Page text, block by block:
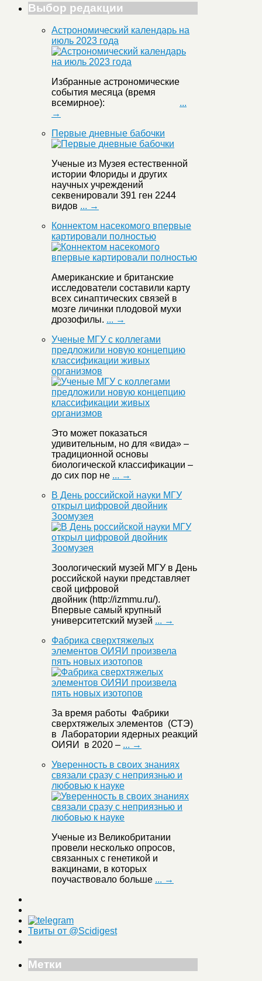
Выбор редакции
Астрономический календарь на
июль 2023 года
Избранные астрономические
события месяца (время
всемирное): ...
→
Первые дневные бабочки
Ученые из Музея естественной
истории Флориды и других
научных учреждений
секвенировали 391 ген 2244
видов ... →
Коннектом насекомого впервые
картировали полностью
Американские и британские
исследователи составили карту
всех синаптических связей в
мозге личинки плодовой мухи
дрозофилы. ... →
Ученые МГУ с коллегами
предложили новую концепцию
классификации живых
организмов
Это может показаться
удивительным, но для «вида» –
традиционной основы
биологической классификации –
до сих пор не ... →
В День российской науки МГУ
открыл цифровой двойник
Зоомузея
Зоологический музей МГУ в День
российской науки представляет
свой цифровой
двойник (http://izmmu.ru/).
Впервые самый крупный
университетский музей ... →
Фабрика сверхтяжелых
элементов ОИЯИ произвела
пять новых изотопов
За время работы Фабрики
сверхтяжелых элементов (СТЭ)
в Лаборатории ядерных реакций
ОИЯИ в 2020 – ... →
Уверенность в своих знаниях
связали сразу с неприязнью и
любовью к науке
Ученые из Великобритании
провели несколько опросов,
связанных с генетикой и
вакцинами, в которых
поучаствовало больше ... →
Твиты от @Scidigest
Метки